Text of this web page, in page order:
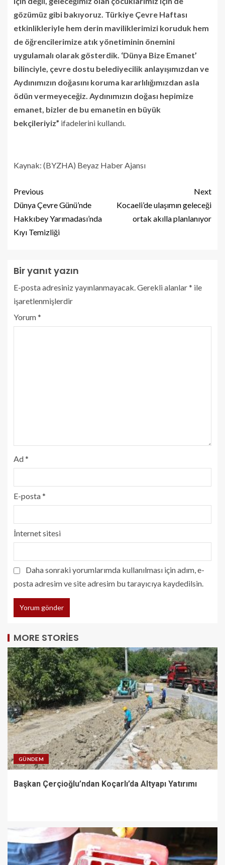
gözümüz gibi bakıyoruz. Türkiye Çevre Haftası
etkinlikleriyle hem derin maviliklerimizi koruduk hem
de öğrencilerimize atık yönetiminin önemini
uygulamalı olarak gösterdik. ‘Dünya Bize Emanet’
bilinciyle, çevre dostu belediyecilik anlayışımızdan ve
Aydınımızın doğasını koruma kararlılığımızdan asla
ödün vermeyeceğiz. Aydınımızın doğası hepimize
emanet, bizler de bu emanetin en büyük
bekçileriyiz” ifadelerini kullandı.
Kaynak: (BYZHA) Beyaz Haber Ajansı
Previous
Dünya Çevre Günü’nde
Hakkıbey Yarımadası’nda
Kıyı Temizliği
Next
Kocaeli’de ulaşımın geleceği
ortak akılla planlanıyor
Bir yanıt yazın
E-posta adresiniz yayınlanmayacak. Gerekli alanlar* ile
işaretlenmişlerdir
Yorum*
Ad*
E-posta*
İnternet sitesi
Daha sonraki yorumlarımda kullanılması için adım, e-
posta adresim ve site adresim bu tarayıcıya kaydedilsin.
MORE STORIES
GÜNDEM
Başkan Çerçioğlu’ndan Koçarlı’da Altyapı Yatırımı